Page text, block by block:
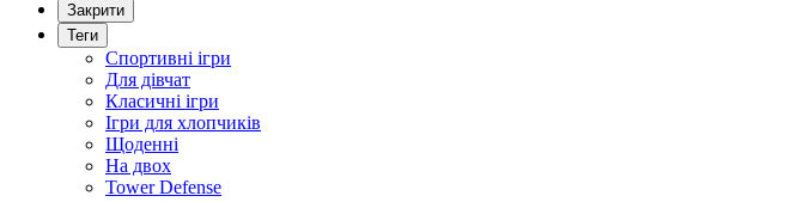
Закрити
Теги
Спортивні ігри
Для дівчат
Класичні ігри
Ігри для хлопчиків
Щоденні
На двох
Tower Defense